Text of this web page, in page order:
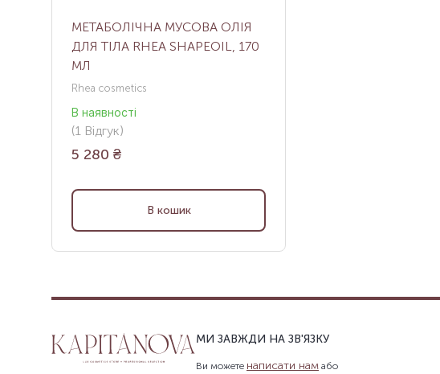
МЕТАБОЛІЧНА МУСОВА ОЛІЯ
ДЛЯ ТІЛА RHEA SHAPEOIL, 170
МЛ
Rhea cosmetics
В наявності
(1 Відгук)
5 280 ₴
В кошик
МИ ЗАВЖДИ НА ЗВ'ЯЗКУ
Ви можете написати нам або